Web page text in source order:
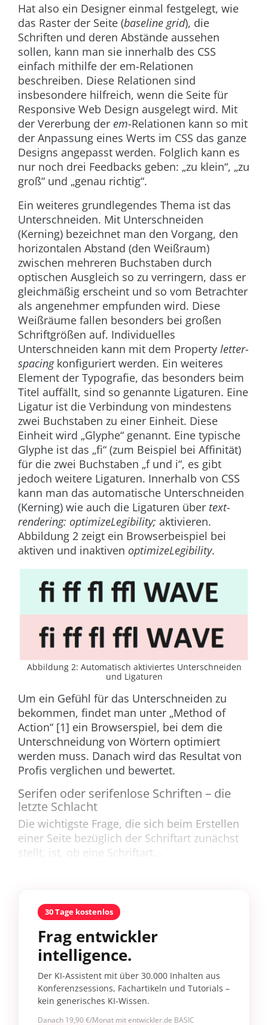
Hat also ein Designer einmal festgelegt, wie
das Raster der Seite (baseline grid), die
Schriften und deren Abstände aussehen
sollen, kann man sie innerhalb des CSS
einfach mithilfe der em-Relationen
beschreiben. Diese Relationen sind
insbesondere hilfreich, wenn die Seite für
Responsive Web Design ausgelegt wird. Mit
der Vererbung der em-Relationen kann so mit
der Anpassung eines Werts im CSS das ganze
Designs angepasst werden. Folglich kann es
nur noch drei Feedbacks geben: „zu klein“, „zu
groß“ und „genau richtig“.
Ein weiteres grundlegendes Thema ist das
Unterschneiden. Mit Unterschneiden
(Kerning) bezeichnet man den Vorgang, den
horizontalen Abstand (den Weißraum)
zwischen mehreren Buchstaben durch
optischen Ausgleich so zu verringern, dass er
gleichmäßig erscheint und so vom Betrachter
als angenehmer empfunden wird. Diese
Weißräume fallen besonders bei großen
Schriftgrößen auf. Individuelles
Unterschneiden kann mit dem Property letter-
spacingkonfiguriert werden. Ein weiteres
Element der Typografie, das besonders beim
Titel auffällt, sind so genannte Ligaturen. Eine
Ligatur ist die Verbindung von mindestens
zwei Buchstaben zu einer Einheit. Diese
Einheit wird „Glyphe“ genannt. Eine typische
Glyphe ist das „fi“ (zum Beispiel bei Affinität)
für die zwei Buchstaben „f und i“, es gibt
jedoch weitere Ligaturen. Innerhalb von CSS
kann man das automatische Unterschneiden
(Kerning) wie auch die Ligaturen über text-
rendering: optimizeLegibility; aktivieren.
Abbildung 2 zeigt ein Browserbeispiel bei
aktiven und inaktiven optimizeLegibility.
Abbildung 2: Automatisch aktiviertes Unterschneiden
und Ligaturen
Um ein Gefühl für das Unterschneiden zu
bekommen, findet man unter „Method of
Action“ [1] ein Browserspiel, bei dem die
Unterschneidung von Wörtern optimiert
werden muss. Danach wird das Resultat von
Profis verglichen und bewertet.
Serifen oder serifenlose Schriften – die
letzte Schlacht
Die wichtigste Frage, die sich beim Erstellen
einer Seite bezüglich der Schriftart zunächst
stellt, ist, ob eine Schriftart...
30 Tage kostenlos
Frag entwickler
intelligence.
Der KI-Assistent mit über 30.000 Inhalten aus
Konferenzsessions, Fachartikeln und Tutorials –
kein generisches KI-Wissen.
Danach 19,90 €/Monat mit entwickler.de BASIC